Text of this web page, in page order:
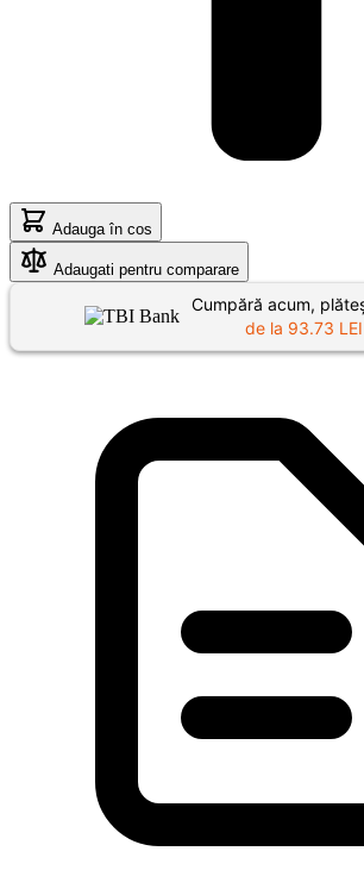
Adauga în cos
Adaugati pentru comparare
Cumpără acum,
de la 93.73